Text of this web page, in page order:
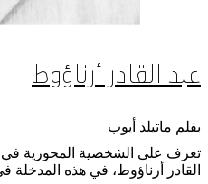
عبد القادر أرناؤوط
تعرف على الشخصية المحورية في
القادر أرناؤوط، في هذه
بقلم ماتيلد أيوب